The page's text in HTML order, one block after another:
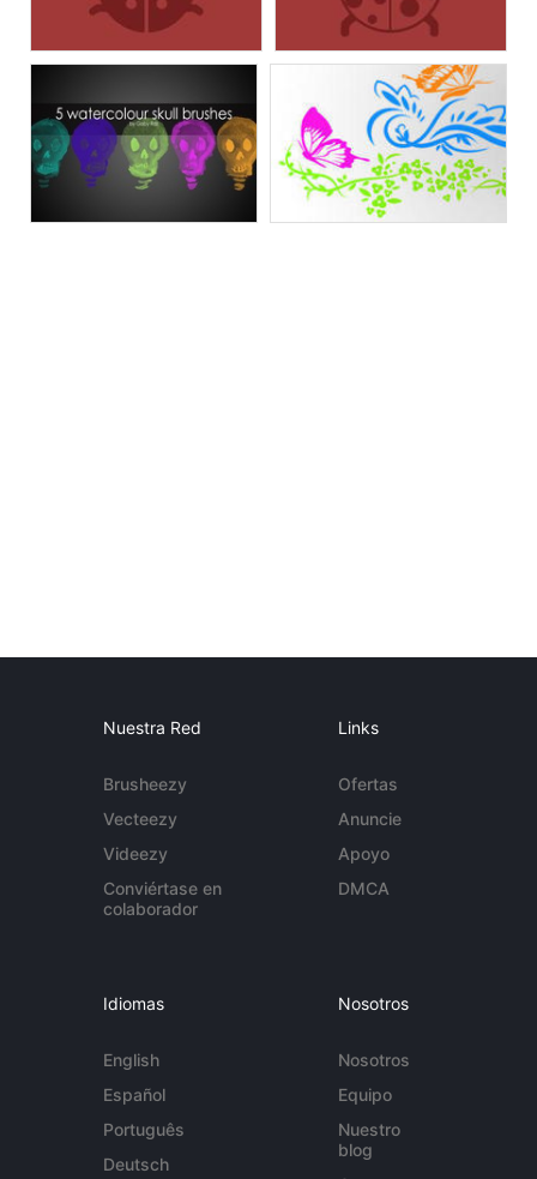
Nuestra Red
Brusheezy
Vecteezy
Videezy
Conviértase en
colaborador
Links
Ofertas
Anuncie
Apoyo
DMCA
Idiomas
English
Español
Português
Deutsch
Nosotros
Nosotros
Equipo
Nuestro
blog